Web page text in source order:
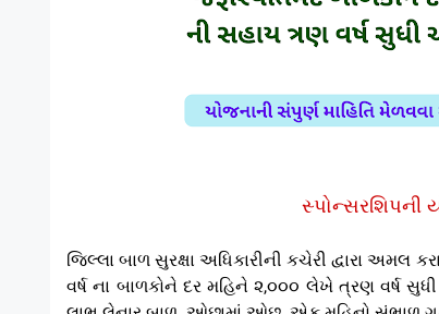
સ્પોન્સરશિપની
જિલ્લા બાળ સુરક્ષા અધિકારીની કચેરી દ્વારા અમલ
વર્ષ ના બાળકોને દર મહિને ૨,૦૦૦ લેખે ત્રણ વર્ષ